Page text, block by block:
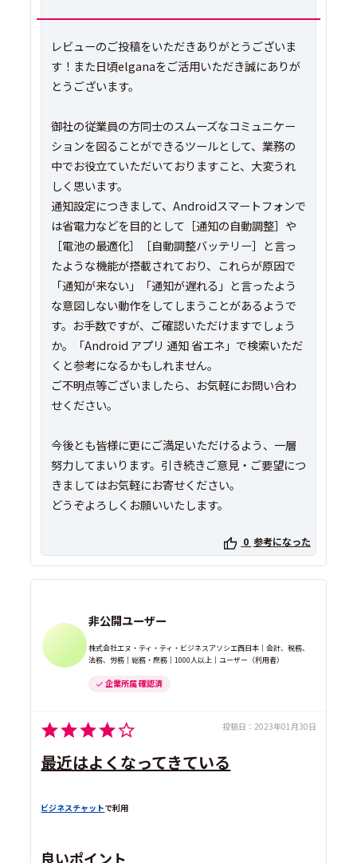
レビューのご投稿をいただきありがとうございま
す！また日頃elganaをご活用いただき誠にありが
とうございます。
御社の従業員の方同士のスムーズなコミュニケー
ションを図ることができるツールとして、業務の
中でお役立ていただいておりますこと、大変うれ
しく思います。
通知設定につきまして、Androidスマートフォンで
は省電力などを目的として［通知の自動調整］や
［電池の最適化］［自動調整バッテリー］と言っ
たような機能が搭載されており、これらが原因で
「通知が来ない」「通知が遅れる」と言ったよう
な意図しない動作をしてしまうことがあるようで
す。お手数ですが、ご確認いただけますでしょう
か。「Android アプリ 通知 省エネ」で検索いただ
くと参考になるかもしれません。
ご不明点等ございましたら、お気軽にお問い合わ
せください。
今後とも皆様に更にご満足いただけるよう、一層
努力してまいります。引き続きご意見・ご要望につ
きましてはお気軽にお寄せください。
どうぞよろしくお願いいたします。
0 参考になった
非公開ユーザー
株式会社エヌ・ティ・ティ・ビジネスアソシエ西日本｜会計、税務、
法務、労務｜総務・庶務｜1000人以上｜ユーザー（利用者）
企業所属 確認済
投稿日： 2023年01月30日
最近はよくなってきている
ビジネスチャットで利用
良いポイント